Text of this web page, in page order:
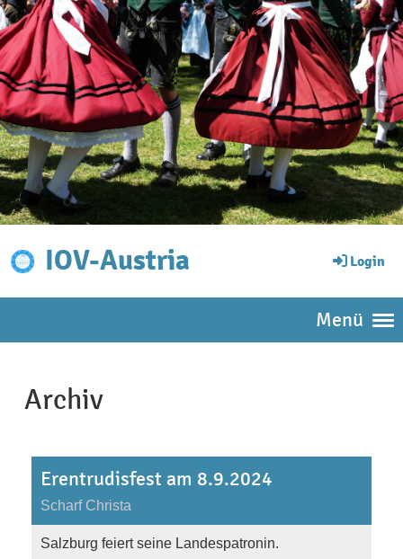
IOV-Austria Login
Menü
Archiv
Erentrudisfest am 8.9.2024
Scharf Christa
Salzburg feiert seine Landespatronin.